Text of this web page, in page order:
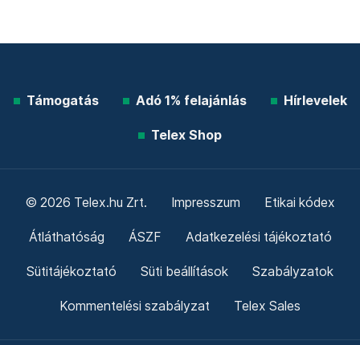
Támogatás Adó 1% felajánlás Hírlevelek
Telex Shop
© 2026 Telex.hu Zrt. Impresszum Etikai kódex
Átláthatóság ÁSZF Adatkezelési tájékoztató
Sütitájékoztató Süti beállítások Szabályzatok
Kommentelési szabályzat Telex Sales